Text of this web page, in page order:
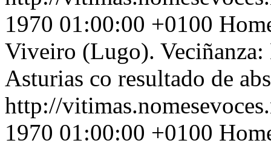
1970 01:00:00 +0100
Viveiro (Lugo).
Asturias co resultado de
http://
1970 01:00:00 +0100